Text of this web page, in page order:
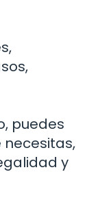
puedes
y